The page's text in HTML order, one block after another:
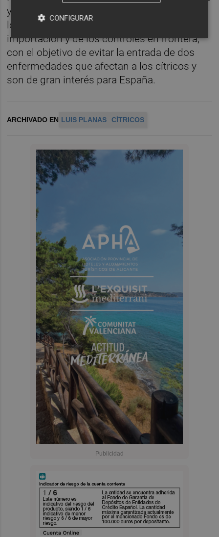
y Piensos. Ambas suponen un refuerzo de
los requisitos fitosanitarios para la
importación y de los controles en frontera,
con el objetivo de evitar la entrada de dos
enfermedades que afectan a los cítricos y
son de gran interés para España.
ARCHIVADO EN LUIS PLANAS CÍTRICOS
CONFIGURAR